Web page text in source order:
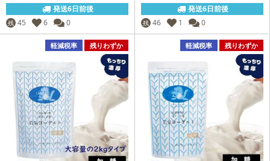
発送6日前後
残 45 6 0
発送6日前後
残 46 1 0
軽減税率 残りわずか 軽減税率 残りわずか